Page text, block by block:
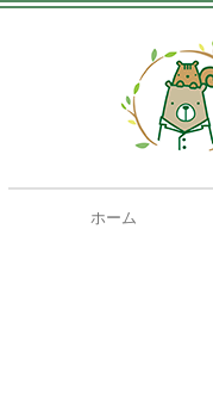
ホーム